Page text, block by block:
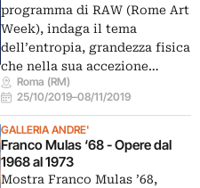
programma di RAW (Rome Art
Week), indaga il tema
dell’entropia, grandezza fisica
che nella sua accezione…
Roma (RM)
25/10/2019–08/11/2019
GALLERIA ANDRE'
Franco Mulas ‘68 - Opere dal
1968 al 1973
Mostra Franco Mulas ’68,